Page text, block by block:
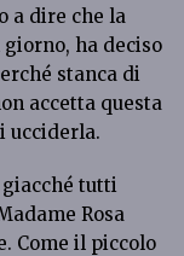
a dire che la
ha deciso
stanca di
accetta questa
ucciderla.
giacché tutti
Rosa
Come il piccolo